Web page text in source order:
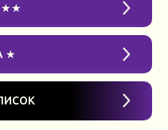
★★
★